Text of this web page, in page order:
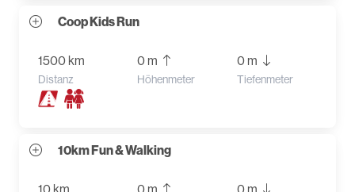
Coop Kids Run
1500 km
Distanz
0 m
Höhenmeter
0 m
Tiefenmeter
10km Fun & Walking